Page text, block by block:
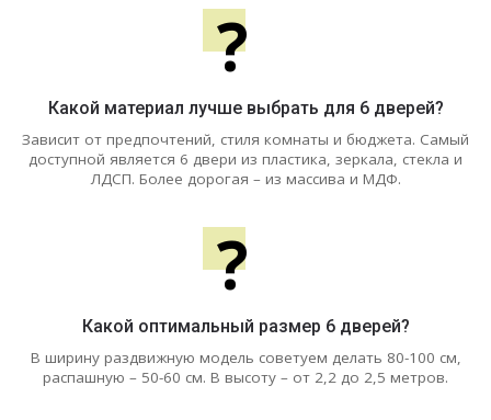
?
Какой материал лучше выбрать для 6 дверей?
Зависит от предпочтений, стиля комнаты и бюджета. Самый
доступной является 6 двери из пластика, зеркала, стекла и
ЛДСП. Более дорогая – из массива и МДФ.
?
Какой оптимальный размер 6 дверей?
В ширину раздвижную модель советуем делать 80-100 см,
распашную – 50-60 см. В высоту – от 2,2 до 2,5 метров.